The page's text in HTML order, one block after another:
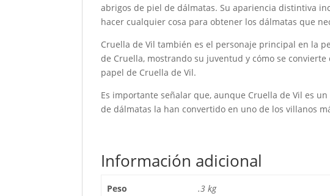
abrigos de piel de dálmatas. Su apariencia distintiva
hacer cualquier cosa para obtener los dálmatas que
Cruella de Vil también es el personaje principal en la
de Cruella, mostrando su juventud y cómo se
papel de Cruella de Vil.
Es importante señalar que, aunque Cruella de Vil es
de dálmatas la han convertido en uno de los villanos
Información adicional
Peso .3 kg